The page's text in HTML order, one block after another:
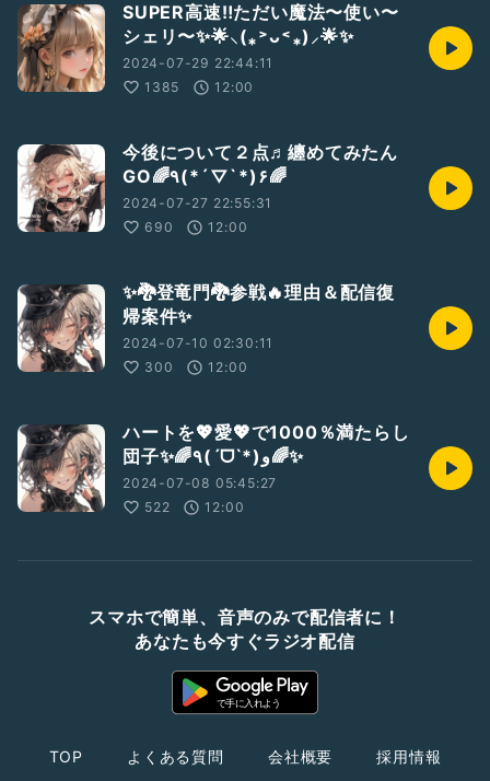
SUPER高速‼️ただい魔法〜使い〜
シェリ〜✨🌟⸜(⁎˃ᴗ˂⁎)⸝🌟✨
2024-07-29 22:44:11
1385
12:00
今後について２点♬纏めてみたん
GO🌈٩(*´▽`*)۶🌈
2024-07-27 22:55:31
690
12:00
✨🐉登竜門🐉参戦🔥理由＆配信復
帰案件✨
2024-07-10 02:30:11
300
12:00
ハートを💖愛💖で1000％満たらし
団子✨🌈٩(ˊᗜˋ*)و🌈✨
2024-07-08 05:45:27
522
12:00
スマホで簡単、音声のみで配信者に！
あなたも今すぐラジオ配信
TOP よくある質問 会社概要
採用情報